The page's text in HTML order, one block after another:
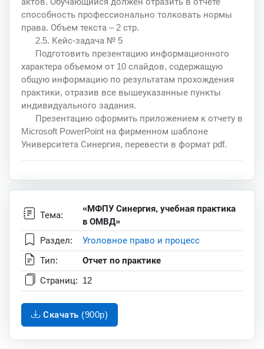
способность профессионально толковать нормы
права. Объем текста – 2 стр.
2.5. Кейс-задача № 5
Подготовить презентацию информационного
характера объемом от 10 слайдов, содержащую
общую информацию по результатам прохождения
практики, отразив все вышеуказанные пункты
индивидуального задания.
Презентацию оформить приложением к отчету в
Microsoft PowerPoint на фирменном шаблоне
Университета Синергия, перевести в формат pdf.
Тема:
«МФПУ Синергия, учебная практика
в ОМВД»
Раздел:
Уголовное право и процесс
Тип:
Отчет по практике
Страниц: 12
Скачать (900p)